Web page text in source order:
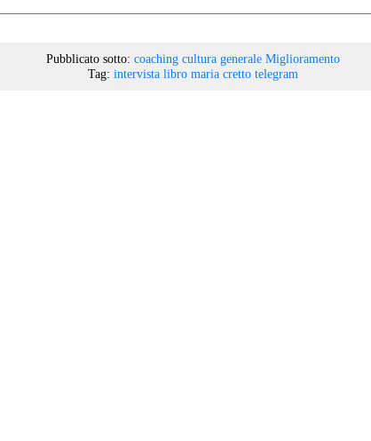
Pubblicato sotto: coaching cultura generale Miglioramento
Tag: intervista libro maria cretto telegram